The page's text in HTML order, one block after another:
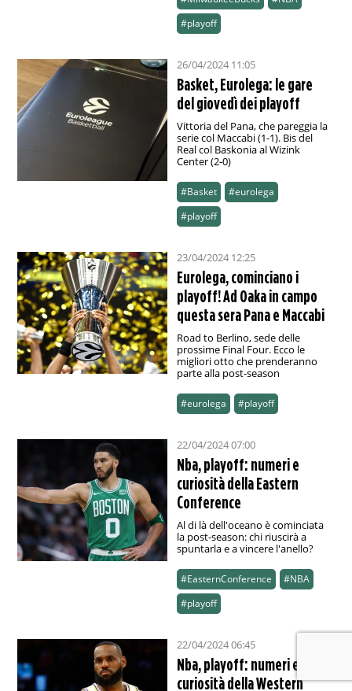
#playoff
26/04/2024 11:05
Basket, Eurolega: le gare
del giovedì dei playoff
Vittoria del Pana, che pareggia la
serie col Maccabi (1-1). Bis del
Real col Baskonia al Wizink
Center (2-0)
#Basket
#eurolega
#playoff
23/04/2024 12:25
Eurolega, cominciano i
playoff! Ad Oaka in campo
questa sera Pana e Maccabi
Road to Berlino, sede delle
prossime Final Four. Ecco le
migliori otto che prenderanno
parte alla post-season
#eurolega #playoff
22/04/2024 07:00
Nba, playoff: numeri e
curiosità della Eastern
Conference
Al di là dell'oceano è cominciata
la post-season: chi riuscirà a
spuntarla e a vincere l'anello?
#EasternConference
#NBA
#playoff
22/04/2024 06:45
Nba, playoff: numeri e
curiosità della Western